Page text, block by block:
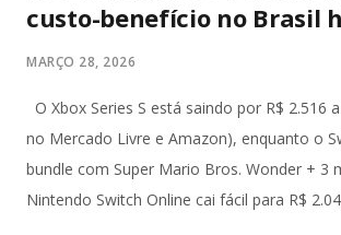
custo-benefício no Brasil
MARÇO 28, 2026
O Xbox Series S está saindo por R$ 2.516
no Mercado Livre e Amazon), enquanto o
bundle com Super Mario Bros. Wonder + 3
Nintendo Switch Online cai fácil para R$